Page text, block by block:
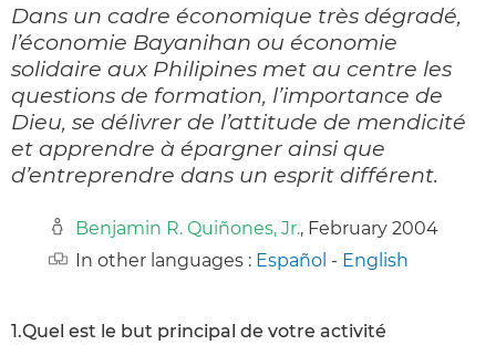
Dans un cadre économique très dégradé,
l’économie Bayanihan ou économie
solidaire aux Philipines met au centre les
questions de formation, l’importance de
Dieu, se délivrer de l’attitude de mendicité
et apprendre à épargner ainsi que
d’entreprendre dans un esprit différent.
Benjamin R. Quiñones, Jr., February 2004
In other languages : Español - English
1.Quel est le but principal de votre activité